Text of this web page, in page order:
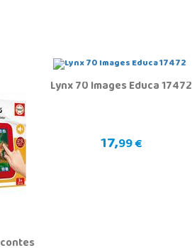
Lynx 70 Images Educa 17472
17,99 €